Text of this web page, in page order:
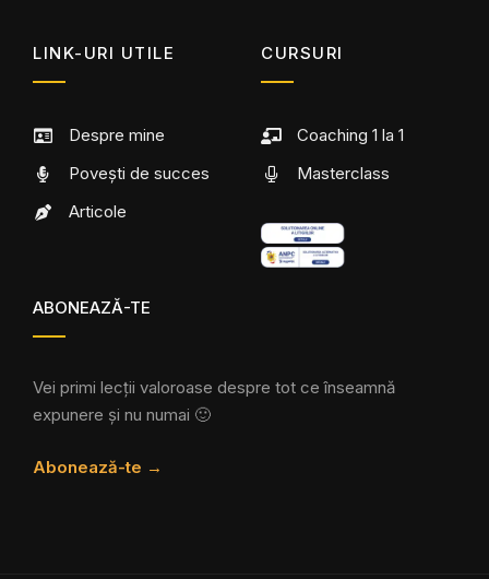
LINK-URI UTILE
Despre mine
Povești de succes
Articole
CURSURI
Coaching 1 la 1
Masterclass
ABONEAZĂ-TE
Vei primi lecții valoroase despre tot ce înseamnă
expunere și nu numai 🙂
Abonează-te →